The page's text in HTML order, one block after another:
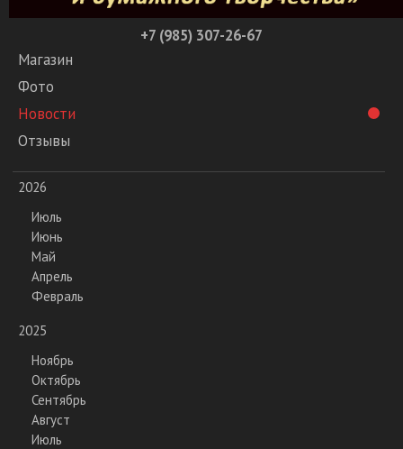
+7 (985) 307-26-67
Магазин
Фото
Новости
Отзывы
2026
Июль
Июнь
Май
Апрель
Февраль
2025
Ноябрь
Октябрь
Сентябрь
Август
Июль